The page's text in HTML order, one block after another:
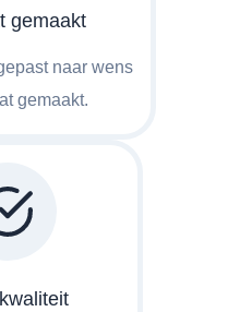
gemaakt
naar wens
gemaakt.